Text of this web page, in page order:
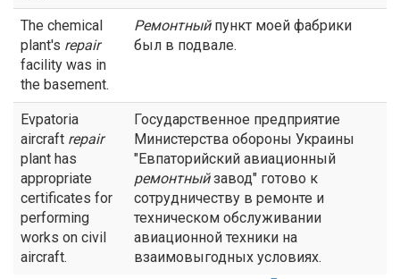
The chemical
plant's repair
facility was in
the basement.
Ремонтныйпункт моей фабрики
был в подвале.
Evpatoria
aircraft repair
plant has
appropriate
certificates for
performing
works on civil
aircraft.
Государственное предприятие
Министерства обороны Украины
"Евпаторийский авиационный
ремонтныйзавод" готово к
сотрудничеству в ремонте и
техническом обслуживании
авиационной техники на
взаимовыгодных условиях.